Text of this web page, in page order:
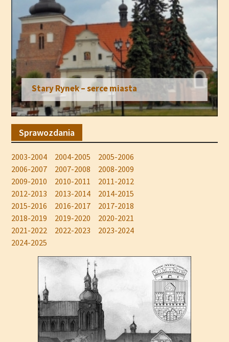
Włocławek – Stare Miasto i Stary Rynek
Sprawozdania
2003-2004 2004-2005
2005-2006
2006-2007
2007-2008
2008-2009
2009-2010
2010-2011
2011-2012
2012-2013
2013-2014
2014-2015
2015-2016
2016-2017
2017-2018
2018-2019
2019-2020
2020-2021
2021-2022
2022-2023
2023-2024
2024-2025